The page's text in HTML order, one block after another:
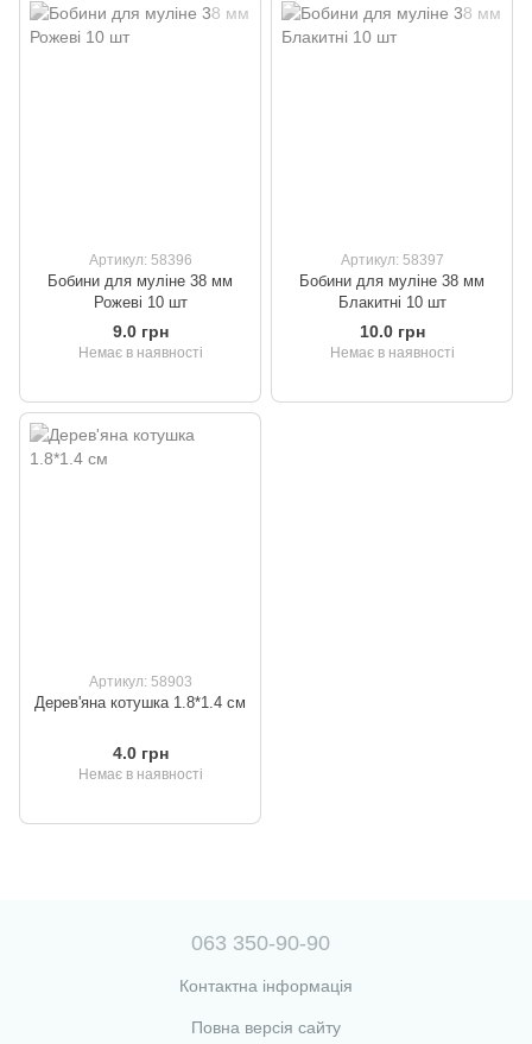
Артикул: 58396
Бобини для муліне 38 мм
Рожеві 10 шт
9.0 грн
Немає в наявності
Артикул: 58397
Бобини для муліне 38 мм
Блакитні 10 шт
10.0 грн
Немає в наявності
Артикул: 58903
Дерев'яна котушка 1.8*1.4 см
4.0 грн
Немає в наявності
063 350-90-90
Контактна інформація
Повна версія сайту